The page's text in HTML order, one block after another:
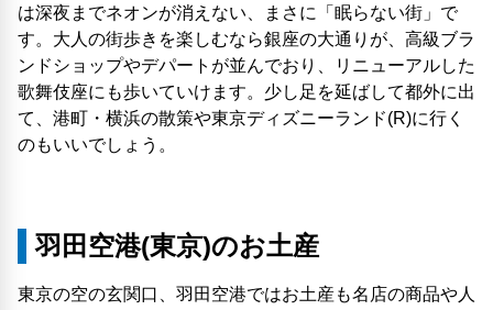
は深夜までネオンが消えない、まさに「眠らない​街」で
す。大人の街歩きを楽しむなら銀座の大通りが、高級ブラ
ンドショップやデパートが並んでおり、リニューアルした
歌舞伎座にも歩いていけます。少し足を延ばして都外に出
て、港町・横浜の散策や東京ディズニーランド(R)に行く
のもいいでしょう。
羽田空港(東京)のお土産
東京の空の玄関口、羽田空港ではお土産も名店の商品や人